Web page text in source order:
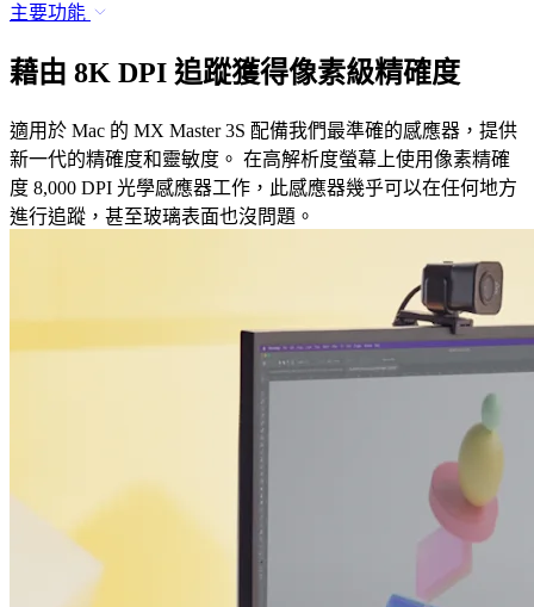
主要功能
藉由 8K DPI 追蹤獲得像素級精確度
適用於 Mac 的 MX Master 3S 配備我們最準確的感應器，提供
新一代的精確度和靈敏度。 在高解析度螢幕上使用像素精確
度 8,000 DPI 光學感應器工作，此感應器幾乎可以在任何地方
進行追蹤，甚至玻璃表面也沒問題。